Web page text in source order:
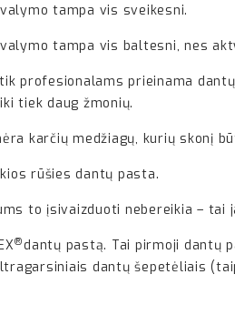
tampa vis sveikesni.
tampa vis baltesni, nes
profesionalams prieinama
tiek daug žmonių.
karčių medžiagų, kurių skonį
rūšies dantų pasta.
to įsivaizduoti nebereikia – tai
®dantų pastą. Tai pirmoji dantų
dantų šepetėliais